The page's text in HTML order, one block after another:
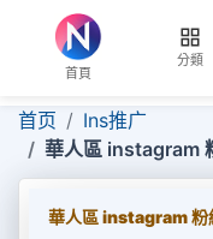
首頁
分類
首页
Ins推广
華人區 instagram
華人區 instagram